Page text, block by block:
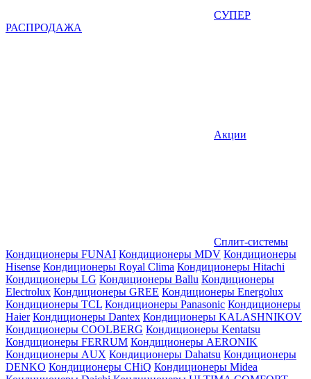
СУПЕР
РАСПРОДАЖА
Акции
Сплит-системы
Кондиционеры FUNAI Кондиционеры MDV Кондиционеры
Hisense Кондиционеры Royal Clima Кондиционеры Hitachi
Кондиционеры LG Кондиционеры Ballu Кондиционеры
Electrolux Кондиционеры GREE Кондиционеры Energolux
Кондиционеры TCL Кондиционеры Panasonic Кондиционеры
Haier Кондиционеры Dantex Кондиционеры KALASHNIKOV
Кондиционеры СOOLBERG Кондиционеры Kentatsu
Кондиционеры FERRUM Кондиционеры AERONIK
Кондиционеры AUX Кондиционеры Dahatsu Кондиционеры
DENKO Кондиционеры CHiQ Кондиционеры Midea